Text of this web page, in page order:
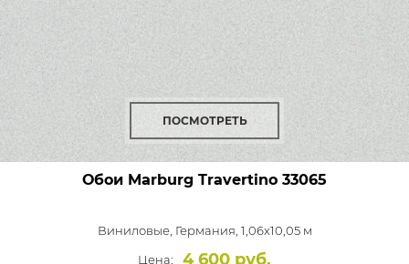
ПОСМОТРЕТЬ
Обои Marburg Travertino 33065
Виниловые, Германия, 1,06x10,05 м
Цена:
4 600 руб.